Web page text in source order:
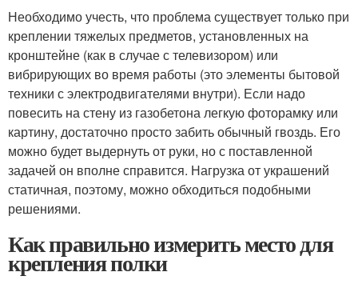
Необходимо учесть, что проблема существует только при
креплении тяжелых предметов, установленных на
кронштейне (как в случае с телевизором) или
вибрирующих во время работы (это элементы бытовой
техники с электродвигателями внутри). Если надо
повесить на стену из газобетона легкую фоторамку или
картину, достаточно просто забить обычный гвоздь. Его
можно будет выдернуть от руки, но с поставленной
задачей он вполне справится. Нагрузка от украшений
статичная, поэтому, можно обходиться подобными
решениями.
Как правильно измерить место для
крепления полки